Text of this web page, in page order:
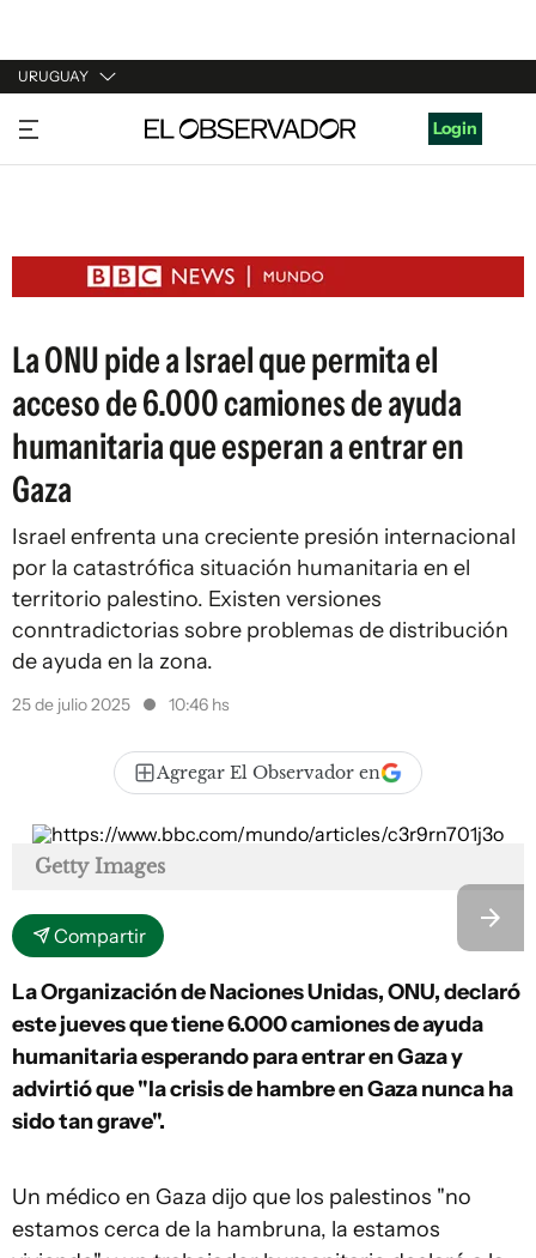
URUGUAY
URUGUAY
ARGENTINA
ESTADOS UNIDOS
Login
La ONU pide a Israel que permita el
acceso de 6.000 camiones de ayuda
humanitaria que esperan a entrar en
Gaza
Israel enfrenta una creciente presión internacional
por la catastrófica situación humanitaria en el
territorio palestino. Existen versiones
conntradictorias sobre problemas de distribución
de ayuda en la zona.
25 de julio 2025 10:46 hs
Agregar El Observador en
Getty Images
Compartir
La Organización de Naciones Unidas, ONU, declaró
este jueves que tiene 6.000 camiones de ayuda
humanitaria esperando para entrar en Gaza y
advirtió que "la crisis de hambre en Gaza nunca ha
sido tan grave".
Un médico en Gaza dijo que los palestinos "no
estamos cerca de la hambruna, la estamos